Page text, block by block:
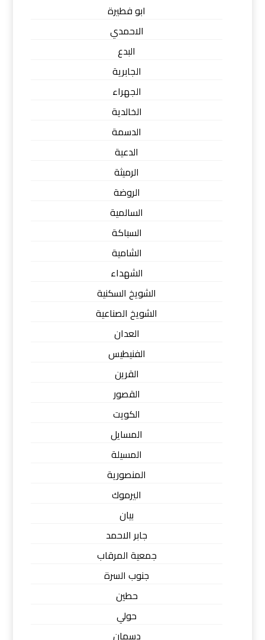
ابو فطيرة
الاحمدي
البدع
الجابرية
الجهراء
الخالدية
الدسمة
الدعية
الرميثة
الروضة
السالمية
السباكة
الشامية
الشهداء
الشويخ السكنية
الشويخ الصناعية
العدان
الفنيطيس
القرين
القصور
الكويت
المسايل
المسيلة
المنصورية
اليرموك
بيان
جابر الاحمد
جمعية المرقاب
جنوب السرة
حطين
حولي
دسمان